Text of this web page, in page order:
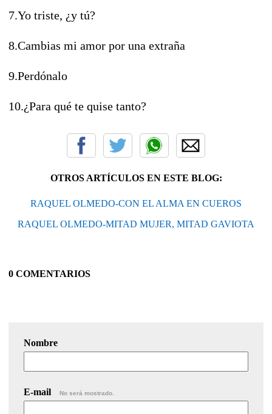
7.Yo triste, ¿y tú?
8.Cambias mi amor por una extraña
9.Perdónalo
10.¿Para qué te quise tanto?
OTROS ARTÍCULOS EN ESTE BLOG:
RAQUEL OLMEDO-CON EL ALMA EN CUEROS
RAQUEL OLMEDO-MITAD MUJER, MITAD GAVIOTA
0 COMENTARIOS
Nombre
E-mail No será mostrado.